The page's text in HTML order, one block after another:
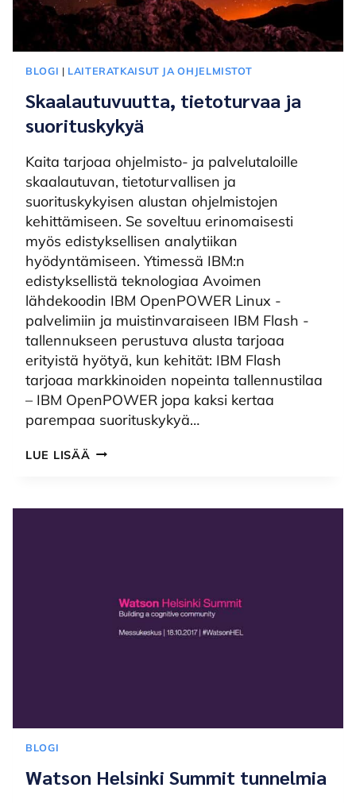
BLOGI | LAITERATKAISUT JA OHJELMISTOT
Skaalautuvuutta, tietoturvaa ja
suorituskykyä
Kaita tarjoaa ohjelmisto- ja palvelutaloille
skaalautuvan, tietoturvallisen ja
suorituskykyisen alustan ohjelmistojen
kehittämiseen. Se soveltuu erinomaisesti
myös edistyksellisen analytiikan
hyödyntämiseen. Ytimessä IBM:n
edistyksellistä teknologiaa Avoimen
lähdekoodin IBM OpenPOWER Linux -
palvelimiin ja muistinvaraiseen IBM Flash -
tallennukseen perustuva alusta tarjoaa
erityistä hyötyä, kun kehität: IBM Flash
tarjoaa markkinoiden nopeinta tallennustilaa
– IBM OpenPOWER jopa kaksi kertaa
parempaa suorituskykyä…
LUE LISÄÄ SKAALAUTUVUUTTA,
BLOGI
Watson Helsinki Summit tunnelmia